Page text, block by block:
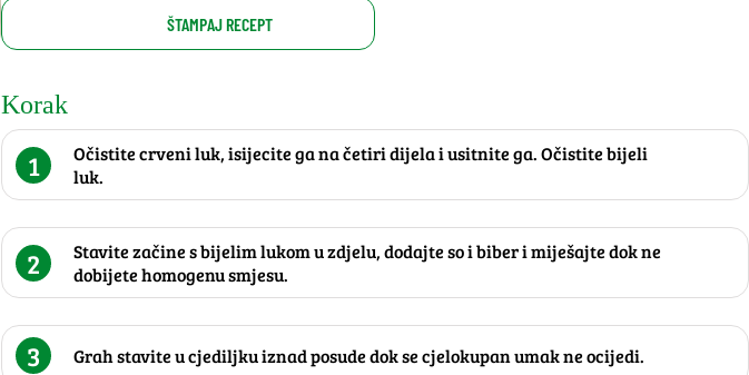
ŠTAMPAJ RECEPT
Korak
1
Očistite crveni luk, isijecite ga na četiri dijela i usitnite ga. Očistite bijeli
luk.
2
Stavite začine s bijelim lukom u zdjelu, dodajte so i biber i miješajte dok ne
dobijete homogenu smjesu.
3 Grah stavite u cjediljku iznad posude dok se cjelokupan umak ne ocijedi.